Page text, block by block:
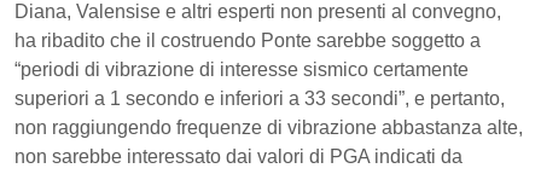
Diana, Valensise e altri esperti non presenti al convegno,
ha ribadito che il costruendo Ponte sarebbe soggetto a
“periodi di vibrazione di interesse sismico certamente
superiori a 1 secondo e inferiori a 33 secondi”, e pertanto,
non raggiungendo frequenze di vibrazione abbastanza alte,
non sarebbe interessato dai valori di PGA indicati da